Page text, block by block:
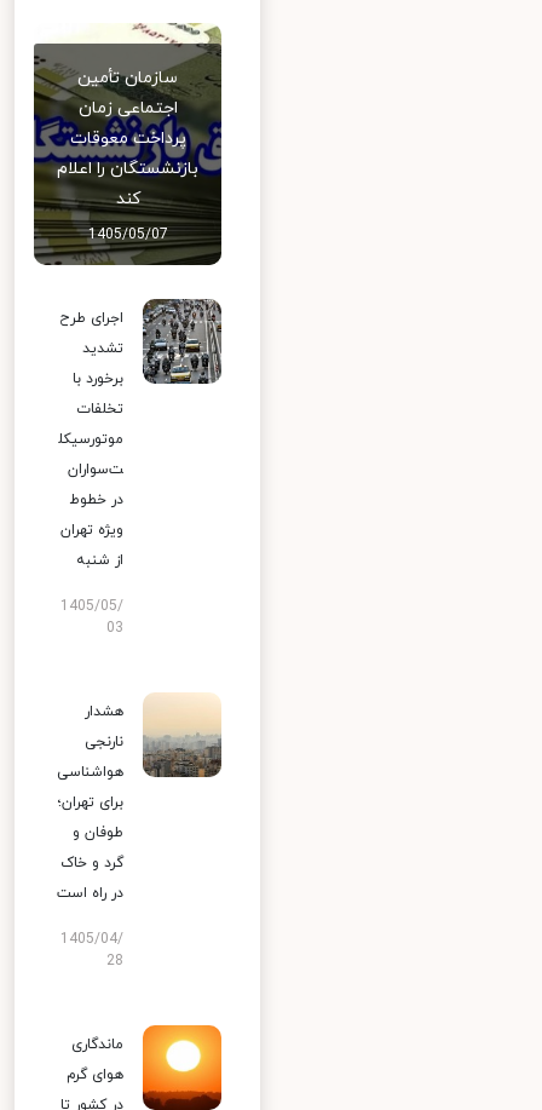
سازمان تأمین
اجتماعی زمان
پرداخت معوقات
بازنشستگان را اعلام
کند
1405/05/07
اجرای طرح
تشدید
برخورد با
تخلفات
موتورسیکل
ت‌سواران
در خطوط
ویژه تهران
از شنبه
1405/05/
03
هشدار
نارنجی
هواشناسی
برای تهران؛
طوفان و
گرد و خاک
در راه است
1405/04/
28
ماندگاری
هوای گرم
در کشور تا